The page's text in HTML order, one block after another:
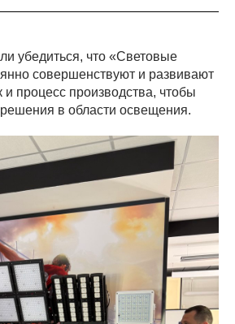
убедиться, что «Световые
совершенствуют и развивают
и процесс производства, чтобы
в области освещения.